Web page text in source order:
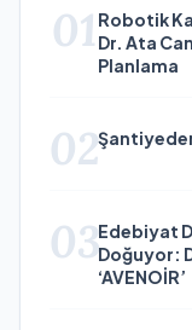
01 Robotik
Dr. Ata
Planlama
02
03Edebiyat
Doğuyor:
‘AVENOİR’